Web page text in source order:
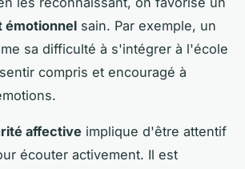
émotionnel sain. Par exemple, un
sa difficulté à s'intégrer à l'école
compris et encouragé à
affective implique d'être attentif
écouter activement. Il est